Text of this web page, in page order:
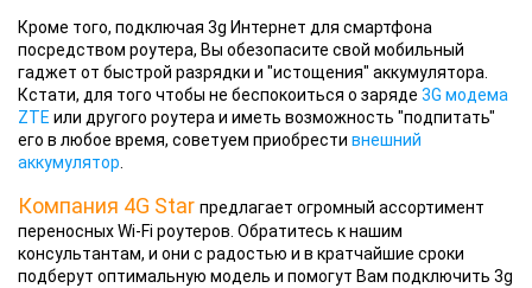
Кроме того, подключая 3g Интернет для смартфона
посредством роутера, Вы обезопасите свой мобильный
гаджет от быстрой разрядки и "истощения" аккумулятора.
Кстати, для того чтобы не беспокоиться о заряде 3G модема
ZTE или другого роутера и иметь возможность "подпитать"
его в любое время, советуем приобрести внешний
аккумулятор.
Компания 4G Star предлагает огромный ассортимент
переносных Wi-Fi роутеров. Обратитесь к нашим
консультантам, и они с радостью и в кратчайшие сроки
подберут оптимальную модель и помогут Вам подключить 3g